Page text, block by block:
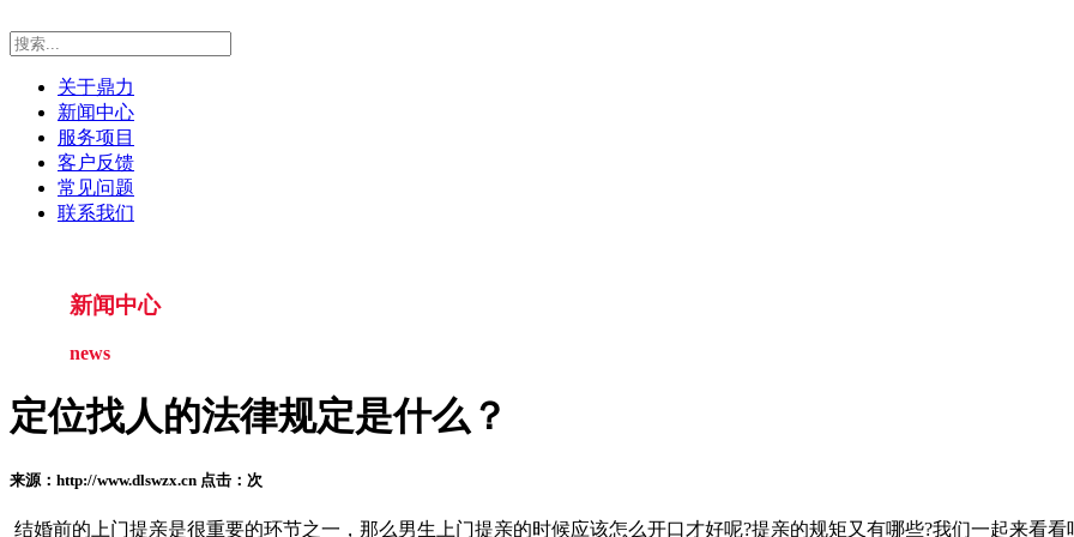
关于鼎力
新闻中心
服务项目
客户反馈
常见问题
联系我们
新闻中心
news
定位找人的法律规定是什么？
来源：http://www.dlswzx.cn 点击： 次
结婚前的上门提亲是很重要的环节之一，那么男生上门提亲的时候应该怎么开口才好呢?提亲的规矩又有哪些?我们一起来看看